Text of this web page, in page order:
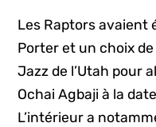
Les Raptors avaient
Porter et un choix
Jazz de l’Utah pour
Ochai Agbaji à la
L’intérieur a